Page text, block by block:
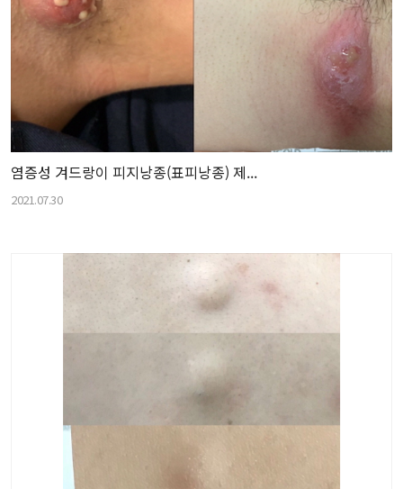
염증성 겨드랑이 피지낭종(표피낭종) 제...
2021.07.30